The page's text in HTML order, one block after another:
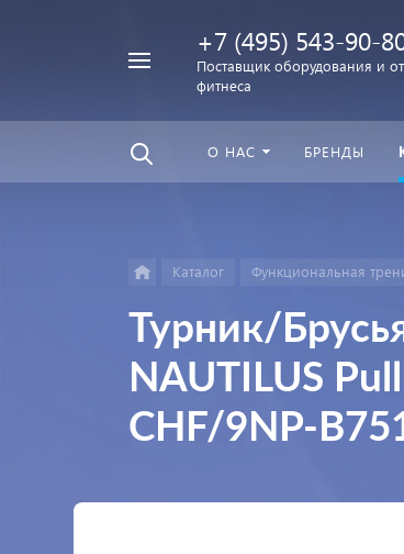
+7 (495) 543-90-
Поставщик оборудования и
фитнеса
О НАС БРЕНДЫ
Каталог Функциональная
Турник/
NAUTILUS
CHF/9NP-